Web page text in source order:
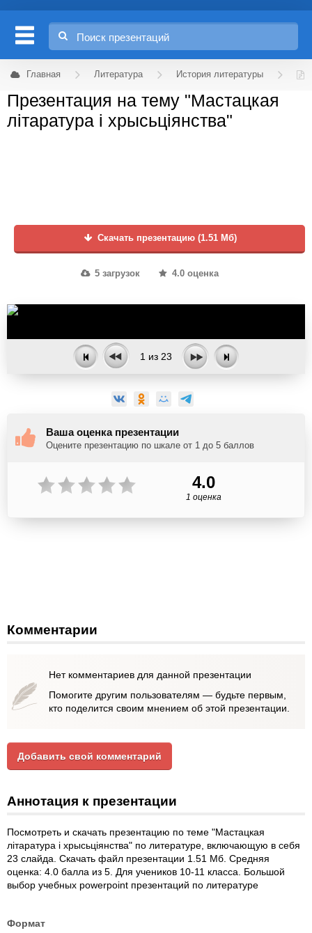
Главная Литература История литературы
Презентация на тему "Мастацкая
літаратура і хрысьціянства"
Скачать презентацию (1.51 Мб)
5 загрузок 4.0 оценка
1 из 23
Ваша оценка презентации
Оцените презентацию по шкале от 1 до 5 баллов
4.0
1 оценка
Комментарии
Нет комментариев для данной презентации
Помогите другим пользователям — будьте первым,
кто поделится своим мнением об этой презентации.
Добавить свой комментарий
Аннотация к презентации
Посмотреть и скачать презентацию по теме "Мастацкая
літаратура і хрысьціянства" по литературе, включающую в себя
23 слайда. Скачать файл презентации 1.51 Мб. Средняя
оценка: 4.0 балла из 5. Для учеников 10-11 класса. Большой
выбор учебных powerpoint презентаций по литературе
Формат